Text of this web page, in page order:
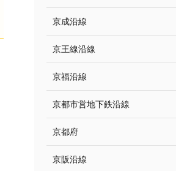
京成沿線
京王線沿線
京福沿線
京都市営地下鉄沿線
京都府
京阪沿線